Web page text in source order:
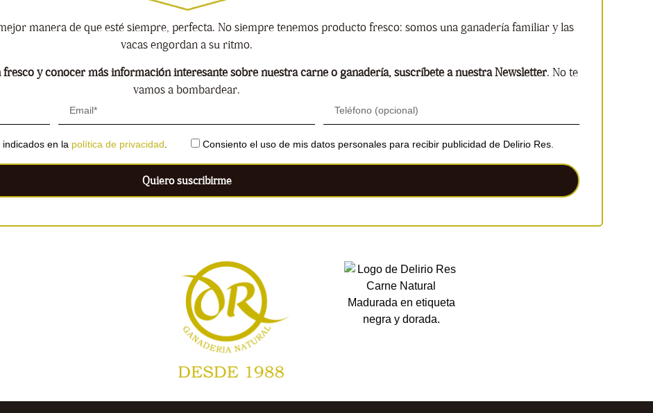
manera de que esté siempre, perfecta. No siempre tenemos producto fresco: somos una ganadería familiar y las
vacas engordan a su ritmo.
y conocer más información interesante sobre nuestra carne o ganadería, suscríbete a nuestra Newsletter . No te
vamos a bombardear.
en la política de privacidad. Consiento el uso de mis datos personales para recibir publicidad de Delirio Res.
Quiero suscribirme